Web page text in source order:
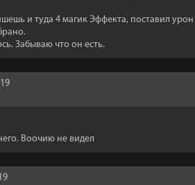
и туда 4 магик Эффекта, поставил
Забываю что он есть.
Воочию не видел